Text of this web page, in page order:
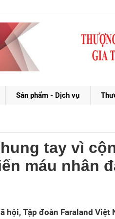
Sản phẩm - Dịch vụ
tay vì
máu nhân
hội, Tập đoàn Faraland Việt